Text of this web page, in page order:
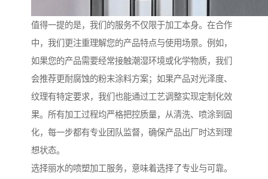
值得一提的是，我们的服务不仅限于加工本身。在合作
中，我们更注重理解您的产品特点与使用场景。例如，
如果您的产品需要经常接触潮湿环境或化学物质，我们
会推荐更耐腐蚀的粉末涂料方案；如果产品对光泽度、
纹理有特定要求，我们也能通过工艺调整实现定制化效
果。所有加工过程均严格把控质量，从清洗、喷涂到固
化，每一步都有专业团队监督，确保产品出厂时达到理
想状态。
选择丽水的喷塑加工服务，意味着选择了专业与可靠。